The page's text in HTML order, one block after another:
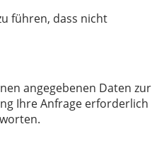
führen, dass nicht
angegebenen Daten zur
Ihre Anfrage erforderlich